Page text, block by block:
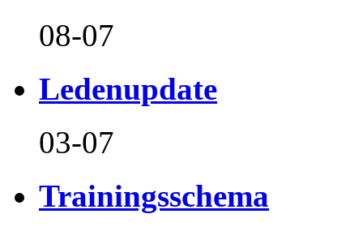
08-07
Ledenupdate
03-07
Trainingsschema